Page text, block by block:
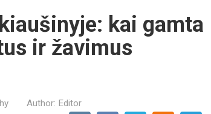
kai gamta
ir žavimus
Author: Editor